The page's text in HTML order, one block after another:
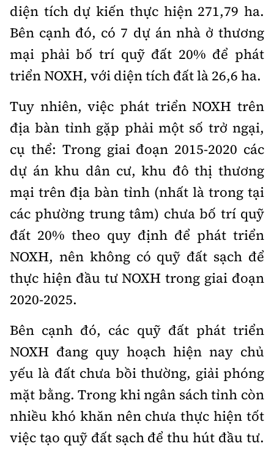
diện tích dự kiến thực hiện 271,79 ha.
Bên cạnh đó, có 7 dự án nhà ở thương
mại phải bố trí quỹ đất 20% để phát
triển NOXH, với diện tích đất là 26,6 ha.
Tuy nhiên, việc phát triển NOXH trên
địa bàn tỉnh gặp phải một số trở ngại,
cụ thể: Trong giai đoạn 2015-2020 các
dự án khu dân cư, khu đô thị thương
mại trên địa bàn tỉnh (nhất là trong tại
các phường trung tâm) chưa bố trí quỹ
đất 20% theo quy định để phát triển
NOXH, nên không có quỹ đất sạch để
thực hiện đầu tư NOXH trong giai đoạn
2020-2025.
Bên cạnh đó, các quỹ đất phát triển
NOXH đang quy hoạch hiện nay chủ
yếu là đất chưa bồi thường, giải phóng
mặt bằng. Trong khi ngân sách tỉnh còn
nhiều khó khăn nên chưa thực hiện tốt
việc tạo quỹ đất sạch để thu hút đầu tư.